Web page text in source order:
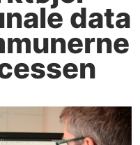
data